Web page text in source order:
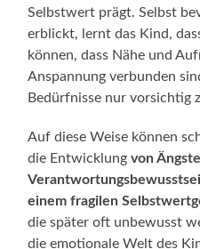
Selbstwert prägt. Selbst
erblickt, lernt das Kind,
können, dass Nähe und
Anspannung verbunden
Bedürfnisse nur vorsichtig
Auf diese Weise können
die Entwicklungvon
einem fragilen
die später oft unbewusst
die emotionale Welt des